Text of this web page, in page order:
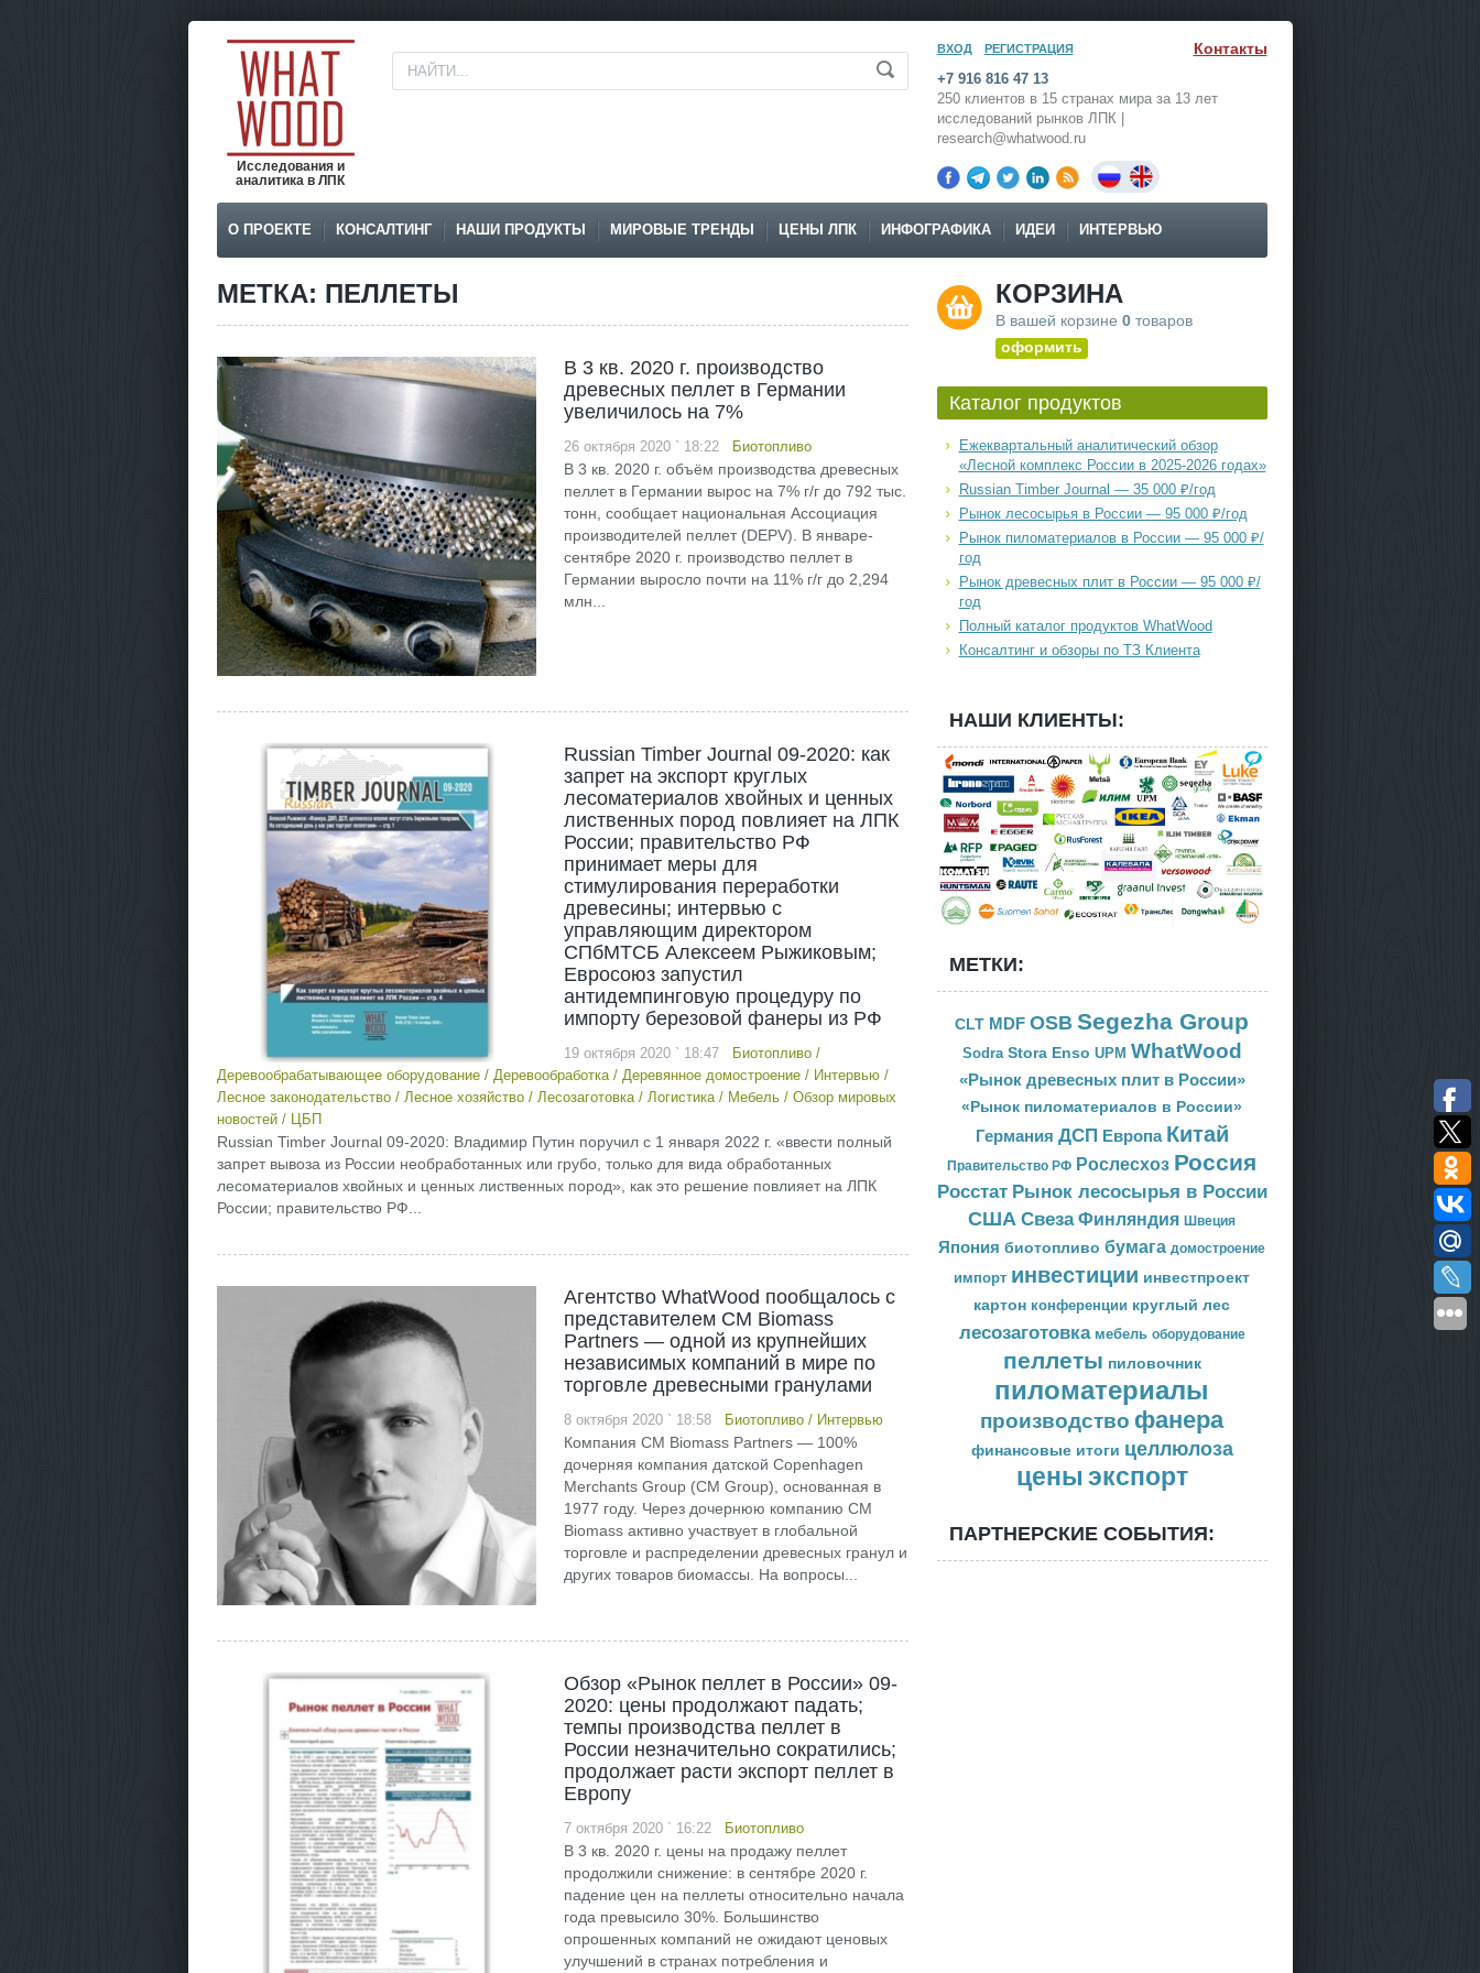
Исследования и
аналитика в ЛПК
ВХОД РЕГИСТРАЦИЯ Контакты
+7 916 816 47 13
250 клиентов в 15 странах мира за 13 лет
исследований рынков ЛПК |
research@whatwood.ru
О ПРОЕКТЕ КОНСАЛТИНГ НАШИ ПРОДУКТЫ МИРОВЫЕ ТРЕНДЫ ЦЕНЫ ЛПК ИНФОГРАФИКА ИДЕИ ИНТЕРВЬЮ
МЕТКА: ПЕЛЛЕТЫ
В 3 кв. 2020 г. производство
древесных пеллет в Германии
увеличилось на 7%
26 октября 2020 ` 18:22 Биотопливо
В 3 кв. 2020 г. объём производства древесных
пеллет в Германии вырос на 7% г/г до 792 тыс.
тонн, сообщает национальная Ассоциация
производителей пеллет (DEPV). В январе-
сентябре 2020 г. производство пеллет в
Германии выросло почти на 11% г/г до 2,294
млн...
Russian Timber Journal 09-2020: как
запрет на экспорт круглых
лесоматериалов хвойных и ценных
лиственных пород повлияет на ЛПК
России; правительство РФ
принимает меры для
стимулирования переработки
древесины; интервью с
управляющим директором
СПбМТСБ Алексеем Рыжиковым;
Евросоюз запустил
антидемпинговую процедуру по
импорту березовой фанеры из РФ
19 октября 2020 ` 18:47 Биотопливо/
Деревообрабатывающее оборудование/ Деревообработка/ Деревянное домостроение/ Интервью/
Лесное законодательство/ Лесное хозяйство/ Лесозаготовка/ Логистика/ Мебель/ Обзор мировых
новостей/ ЦБП
Russian Timber Journal 09-2020: Владимир Путин поручил с 1 января 2022 г. «ввести полный
запрет вывоза из России необработанных или грубо, только для вида обработанных
лесоматериалов хвойных и ценных лиственных пород», как это решение повлияет на ЛПК
России; правительство РФ...
Агентство WhatWood пообщалось с
представителем CM Biomass
Partners — одной из крупнейших
независимых компаний в мире по
торговле древесными гранулами
8 октября 2020 ` 18:58 Биотопливо/ Интервью
Компания CM Biomass Partners — 100%
дочерняя компания датской Copenhagen
Merchants Group (CM Group), основанная в
1977 году. Через дочернюю компанию CM
Biomass активно участвует в глобальной
торговле и распределении древесных гранул и
других товаров биомассы. На вопросы...
Обзор «Рынок пеллет в России» 09-
2020: цены продолжают падать;
темпы производства пеллет в
России незначительно сократились;
продолжает расти экспорт пеллет в
Европу
7 октября 2020 ` 16:22 Биотопливо
В 3 кв. 2020 г. цены на продажу пеллет
продолжили снижение: в сентябре 2020 г.
падение цен на пеллеты относительно начала
года превысило 30%. Большинство
опрошенных компаний не ожидают ценовых
улучшений в странах потребления и
КОРЗИНА
В вашей корзине 0товаров
оформить
Каталог продуктов
Ежеквартальный аналитический обзор
«Лесной комплекс России в 2025-2026 годах»
Russian Timber Journal — 35 000 ₽/год
Рынок лесосырья в России — 95 000 ₽/год
Рынок пиломатериалов в России — 95 000 ₽/
год
Рынок древесных плит в России — 95 000 ₽/
год
Полный каталог продуктов WhatWood
Консалтинг и обзоры по ТЗ Клиента
НАШИ КЛИЕНТЫ:
МЕТКИ:
CLT MDF OSB Segezha Group
Sodra Stora Enso UPM WhatWood
«Рынок древесных плит в России»
«Рынок пиломатериалов в России»
Германия ДСП Европа Китай
Правительство РФ Рослесхоз Россия
Росстат Рынок лесосырья в России
США Свеза Финляндия Швеция
Япония биотопливо бумага домостроение
импорт инвестиции инвестпроект
картон конференции круглый лес
лесозаготовка мебель оборудование
пеллеты пиловочник
пиломатериалы
производство фанера
финансовые итоги целлюлоза
цены экспорт
ПАРТНЕРСКИЕ СОБЫТИЯ: